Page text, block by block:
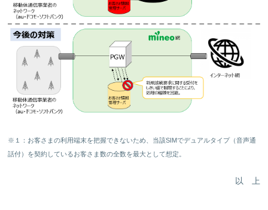
※１：お客さまの利用端末を把握できないため、当該SIMでデュアルタイプ（音声通
話付）を契約しているお客さま数の全数を最大として想定。
以 上